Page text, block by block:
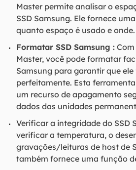
Master permite analisar o
SSD Samsung. Ele fornece
quanto espaço é usado e onde.
Formatar SSD Samsung :Com
Master, você pode formatar
Samsung para garantir que
perfeitamente. Esta
um recurso de apagamento
dados das unidades
Verificar a integridade do SSD
verificar a temperatura, o
gravações/leituras de host de
também fornece uma função